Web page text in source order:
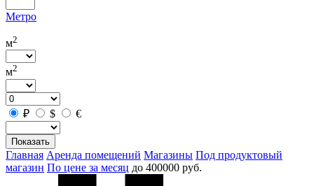
Метро
м2
м2
₽ $ €
Показать
Главная Аренда помещений Магазины Под продуктовый
магазин По цене за месяц до 400000 руб.